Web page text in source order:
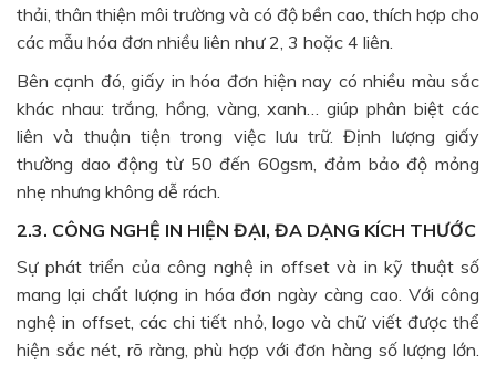
thải, thân thiện môi trường và có độ bền cao, thích hợp cho
các mẫu hóa đơn nhiều liên như 2, 3 hoặc 4 liên.
Bên cạnh đó, giấy in hóa đơn hiện nay có nhiều màu sắc
khác nhau: trắng, hồng, vàng, xanh… giúp phân biệt các
liên và thuận tiện trong việc lưu trữ. Định lượng giấy
thường dao động từ 50 đến 60gsm, đảm bảo độ mỏng
nhẹ nhưng không dễ rách.
2.3. CÔNG NGHỆ IN HIỆN ĐẠI, ĐA DẠNG KÍCH THƯỚC
Sự phát triển của công nghệ in offset và in kỹ thuật số
mang lại chất lượng in hóa đơn ngày càng cao. Với công
nghệ in offset, các chi tiết nhỏ, logo và chữ viết được thể
hiện sắc nét, rõ ràng, phù hợp với đơn hàng số lượng lớn.